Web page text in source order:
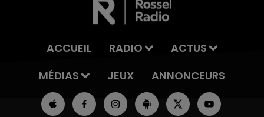
ACCUEIL RADIO
ACTUS
MÉDIAS
JEUX ANNONCEURS